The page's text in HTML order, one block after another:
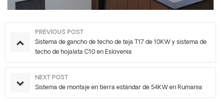
PREVIOUS POST
Sistema de gancho de techo de teja T17 de 10KW y sistema de
techo de hojalata C10 en Eslovenia
NEXT POST
Sistema de montaje en tierra estándar de 54KW en Rumania